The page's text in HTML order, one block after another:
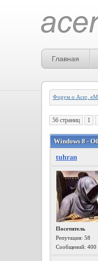
Главная
Форум о Acer,
56 страниц 1
Windows 8 -
tuhran
Посетитель
Репутация: 58
Сообщений: 400